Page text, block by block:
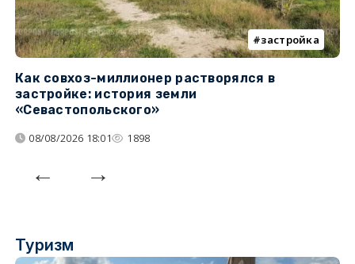
застройка
Как совхоз-миллионер растворялся в
застройке: история земли
«Севастопольского»
08/08/2026 18:01 1898
Туризм